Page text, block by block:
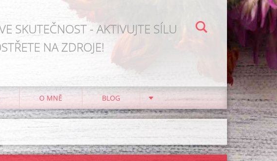
SKUTEČNOST - AKTIVUJTE SÍLU
NA ZDROJE!
O MNĚ BLOG